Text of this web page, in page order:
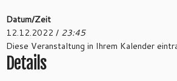
Datum/Zeit
12.12.2022 / 23:45
Diese Veranstaltung in Ihrem Kalender
Details